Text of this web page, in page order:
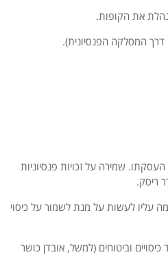
את הקופות.
דרך המסלקה הפנסיונית).
שמירה על זכויות פנסיוניות
ריסק.
עליו לעשות על מנת לשמור על כיסוי
וביטוחים (למשל, אובדן כושר